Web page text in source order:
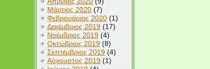
Μάρτιος 2020 (7)
Φεβρουάριος 2020 (1)
Δεκέμβριος 2019 (17)
Νοέμβριος 2019 (4)
Οκτώβριος 2019 (8)
Σεπτέμβριος 2019 (4)
Αύγουστος 2019 (1)